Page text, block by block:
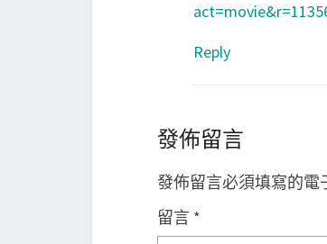
Reply
發佈留言
發佈留言必須填寫的電
留言 *